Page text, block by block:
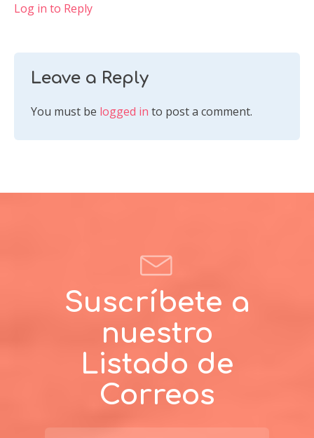
Log in to Reply
Leave a Reply
You must be logged in to post a comment.
Suscríbete a
nuestro
Listado de
Correos